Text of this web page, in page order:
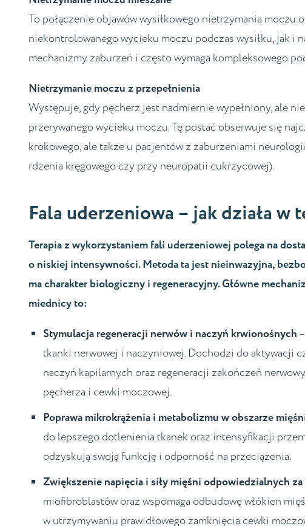
To połączenie objawów wysiłkowego nietrzymania moczu
niekontrolowanego wycieku moczu podczas wysiłku, jak i
mechanizmy zaburzeń i często wymaga kompleksowego
Nietrzymanie moczu z przepełnienia
Występuje, gdy pęcherz jest nadmiernie wypełniony, ale
przerywanego wycieku moczu. Tę postać obserwuje się
krokowego, ale także u pacjentów z zaburzeniami
rdzenia kręgowego czy przy neuropatii cukrzycowej).
Fala uderzeniowa – jak działa w
Terapia z wykorzystaniem fali uderzeniowej polega na
o niskiej intensywności. Metoda ta jest nieinwazyjna,
ma charakter biologiczny i regeneracyjny. Główne
miednicy to:
Stymulacja regeneracji nerwów i naczyń krwionośnych
tkanki nerwowej i naczyniowej. Dochodzi do aktywacji
naczyń kapilarnych oraz regeneracji zakończeń
pęcherza i cewki moczowej.
Poprawa mikrokrążenia i metabolizmu w obszarze
do lepszego dotlenienia tkanek oraz intensyfikacji
odzyskują swoją funkcję i odporność na przeciążenia.
Zwiększenie napięcia i siły mięśni odpowiedzialnych
miofibroblastów oraz wspomaga odbudowę włókien
w utrzymywaniu prawidłowego zamknięcia cewki